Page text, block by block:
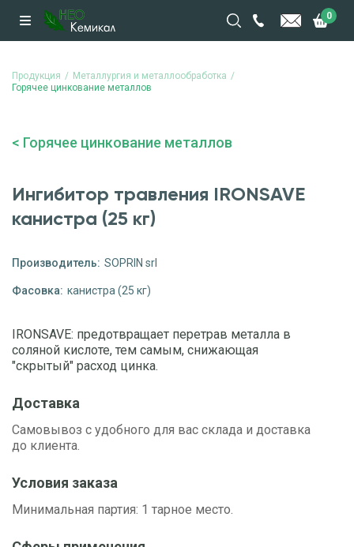
0
Продукция
Металлургия и металлообработка
Горячее цинкование металлов
Горячее цинкование металлов
Ингибитор травления IRONSAVE
канистра (25 кг)
Производитель: SOPRIN srl
Фасовка: канистра (25 кг)
IRONSAVE: предотвращает перетрав металла в
соляной кислоте, тем самым, снижающая
"скрытый" расход цинка.
Доставка
Самовывоз с удобного для вас склада и доставка
до клиента.
Условия заказа
Минимальная партия: 1 тарное место.